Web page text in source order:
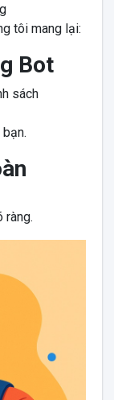
tôi mang lại:
Bot
sách
ràng.